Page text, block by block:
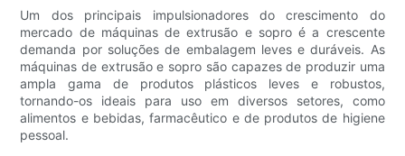
Um dos principais impulsionadores do crescimento do
mercado de máquinas de extrusão e sopro é a crescente
demanda por soluções de embalagem leves e duráveis. As
máquinas de extrusão e sopro são capazes de produzir uma
ampla gama de produtos plásticos leves e robustos,
tornando-os ideais para uso em diversos setores, como
alimentos e bebidas, farmacêutico e de produtos de higiene
pessoal.